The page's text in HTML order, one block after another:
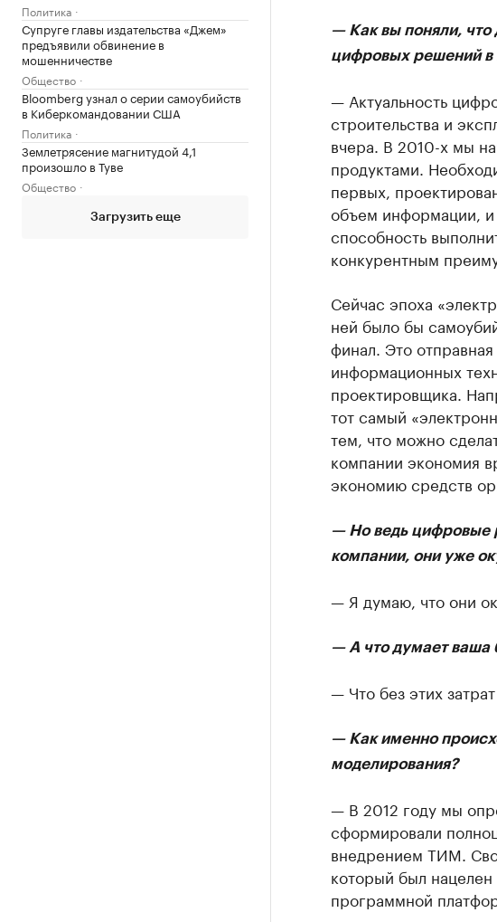
Политика
Супруге главы издательства «Джем»
предъявили обвинение в
мошенничестве
Общество
Bloomberg узнал о серии самоубийств
в Киберкомандовании США
Политика
Землетрясение магнитудой 4,1
произошло в Туве
Общество
Загрузить еще
— Как вы поняли, что
цифровых решений в
— Актуальность
строительства и
вчера. В 2010-х мы
продуктами.
первых,
объем информации, и
способность
конкурентным
Сейчас эпоха
ней было бы
финал. Это
информационных
проектировщика.
тот самый
тем, что можно
компании экономия
экономию средств
— Но ведь цифровые
компании, они уже
— Я думаю, что они
— А что думает ваша
— Что без этих
— Как именно
моделирования?
— В 2012 году мы
сформировали
внедрением ТИМ.
который был
программной